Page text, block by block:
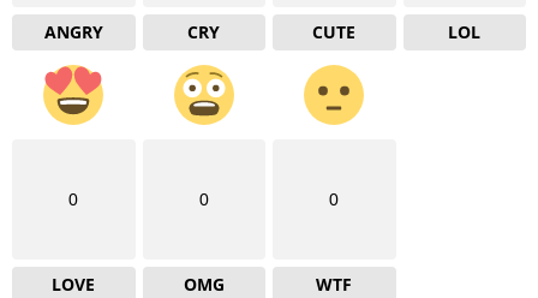
ANGRY CRY CUTE LOL
0
LOVE
0
OMG
0
WTF